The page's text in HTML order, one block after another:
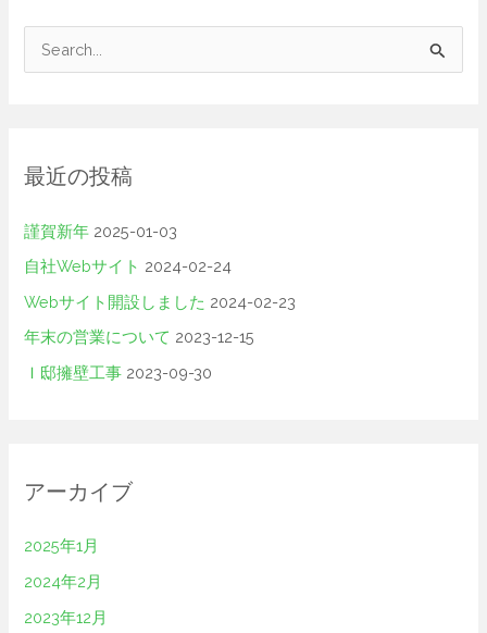
:最近の投稿
謹賀新年 2025-01-03
自社Webサイト 2024-02-24
Webサイト開設しました 2024-02-23
年末の営業について 2023-12-15
Ｉ邸擁壁工事 2023-09-30
アーカイブ
2025年1月
2024年2月
2023年12月